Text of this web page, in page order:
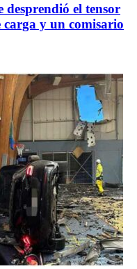
desprendió el tensor
carga y un comisario